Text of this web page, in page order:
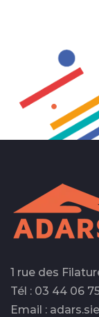
1 rue des
Tél : 03 44 06
Email :